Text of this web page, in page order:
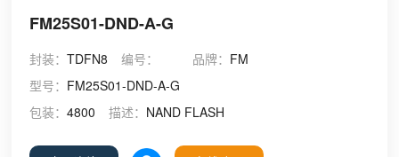
FM25S01-DND-A-G
封装：TDFN8 编号： 品牌： FM
型号： FM25S01-DND-A-G
包装：4800 描述： NAND FLASH